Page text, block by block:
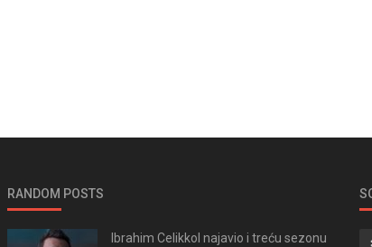
RANDOM POSTS
Ibrahim Celikkol najavio i treću sezonu